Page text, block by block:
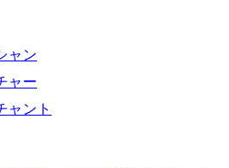
ャン
ャー
ャント